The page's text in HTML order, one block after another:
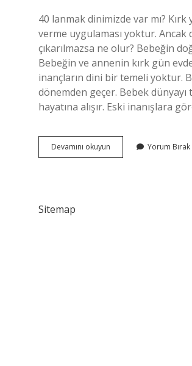
40 lanmak dinimizde var mı?
verme uygulaması yoktur. Ancak
çıkarılmazsa ne olur? Bebeğin
Bebeğin ve annenin kırk gün
inançların dini bir temeli yoktur.
dönemden geçer. Bebek
hayatına alışır. Eski inanışlara
Devamını okuyun Bebeğin
Kırkı
Yorum Bırak
Sitemap